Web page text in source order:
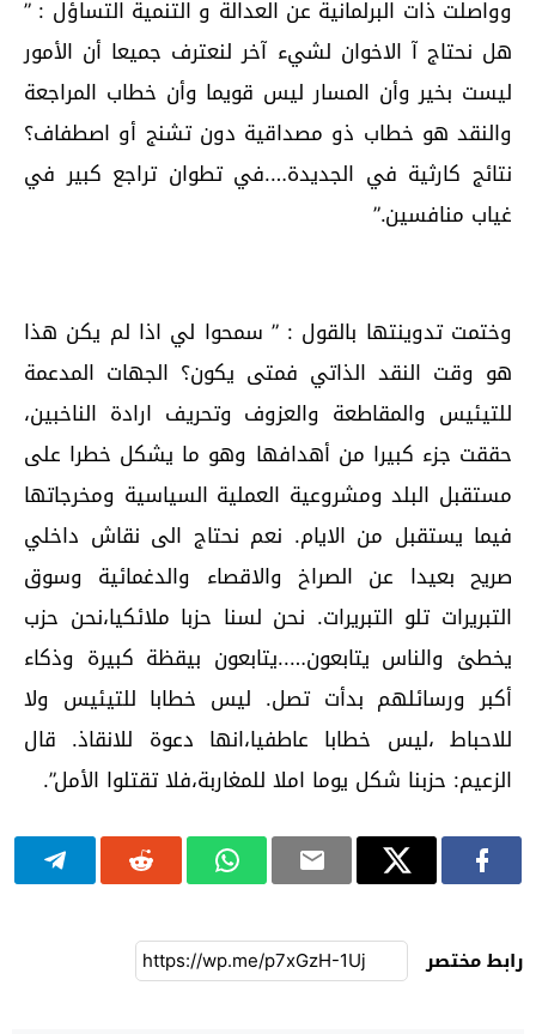
وواصلت ذات البرلمانية عن العدالة و التنمية التساؤل : ”
هل نحتاج آ الاخوان لشيء آخر لنعترف جميعا أن الأمور
ليست بخير وأن المسار ليس قويما وأن خطاب المراجعة
والنقد هو خطاب ذو مصداقية دون تشنج أو اصطفاف؟
نتائج كارثية في الجديدة….في تطوان تراجع كبير في
غياب منافسين.”
وختمت تدوينتها بالقول : ” سمحوا لي اذا لم يكن هذا
هو وقت النقد الذاتي فمتى يكون؟ الجهات المدعمة
للتيئيس والمقاطعة والعزوف وتحريف ارادة الناخبين،
حققت جزء كبيرا من أهدافها وهو ما يشكل خطرا على
مستقبل البلد ومشروعية العملية السياسية ومخرجاتها
فيما يستقبل من الايام. نعم نحتاج الى نقاش داخلي
صريح بعيدا عن الصراخ والاقصاء والدغمائية وسوق
التبريرات تلو التبريرات. نحن لسنا حزبا ملائكيا،نحن حزب
يخطئ والناس يتابعون…..يتابعون بيقظة كبيرة وذكاء
أكبر ورسائلهم بدأت تصل. ليس خطابا للتيئيس ولا
للاحباط ،ليس خطابا عاطفيا،انها دعوة للانقاذ. قال
الزعيم: حزبنا شكل يوما املا للمغاربة،فلا تقتلوا الأمل”.
رابط مختصر